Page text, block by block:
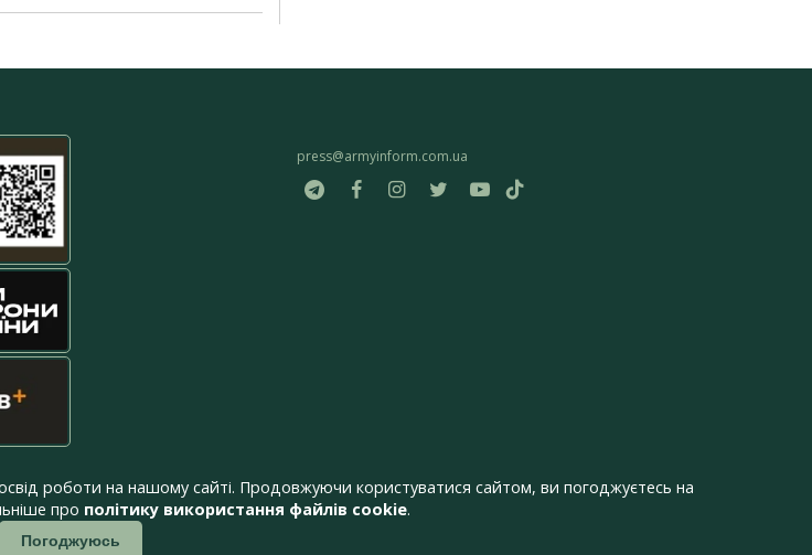
press@armyinform.com.ua
роботи на нашому сайті. Продовжуючи користуватися сайтом, ви погоджуєтесь на
про політику використання файлів cookie.
Погоджуюсь